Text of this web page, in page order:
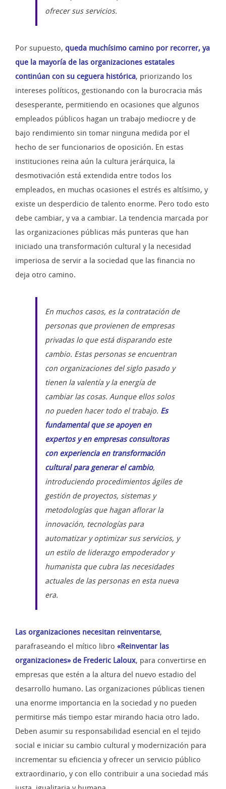
ofrecer sus servicios.
Por supuesto, queda muchísimo camino por recorrer, ya
que la mayoría de las organizaciones estatales
continúan con su ceguera histórica, priorizando los
intereses políticos, gestionando con la burocracia más
desesperante, permitiendo en ocasiones que algunos
empleados públicos hagan un trabajo mediocre y de
bajo rendimiento sin tomar ninguna medida por el
hecho de ser funcionarios de oposición. En estas
instituciones reina aún la cultura jerárquica, la
desmotivación está extendida entre todos los
empleados, en muchas ocasiones el estrés es altísimo, y
existe un desperdicio de talento enorme. Pero todo esto
debe cambiar, y va a cambiar. La tendencia marcada por
las organizaciones públicas más punteras que han
iniciado una transformación cultural y la necesidad
imperiosa de servir a la sociedad que las financia no
deja otro camino.
En muchos casos, es la contratación de
personas que provienen de empresas
privadas lo que está disparando este
cambio. Estas personas se encuentran
con organizaciones del siglo pasado y
tienen la valentía y la energía de
cambiar las cosas. Aunque ellos solos
no pueden hacer todo el trabajo. Es
fundamental que se apoyen en
expertos y en empresas consultoras
con experiencia en transformación
cultural para generar el cambio,
introduciendo procedimientos ágiles de
gestión de proyectos, sistemas y
metodologías que hagan aflorar la
innovación, tecnologías para
automatizar y optimizar sus servicios, y
un estilo de liderazgo empoderador y
humanista que cubra las necesidades
actuales de las personas en esta nueva
era.
Las organizaciones necesitan reinventarse,
parafraseando el mítico libro «Reinventar las
organizaciones» de Frederic Laloux, para convertirse en
empresas que estén a la altura del nuevo estadio del
desarrollo humano. Las organizaciones públicas tienen
una enorme importancia en la sociedad y no pueden
permitirse más tiempo estar mirando hacia otro lado.
Deben asumir su responsabilidad esencial en el tejido
social e iniciar su cambio cultural y modernización para
incrementar su eficiencia y ofrecer un servicio público
extraordinario, y con ello contribuir a una sociedad más